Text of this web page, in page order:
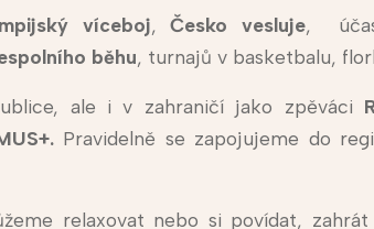
víceboj,Česko vesluje,
běhu, turnajů v basketbalu,
ale i v zahraničí jako zpěváci
Pravidelně se zapojujeme do
relaxovat nebo si povídat,